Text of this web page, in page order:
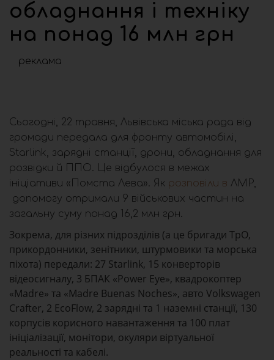
обладнання і техніку
на понад 16 млн грн
реклама
Сьогодні, 22 травня, Львівська міська рада від
громади передала для фронту автомобілі,
Starlink, зарядні станції, дрони, обладнання для
розвідки й ППО. Це відбулося в межах
ініціативи «Помста Лева». Як розповіли в ЛМР,
допомогу отримали 9 військових частин на
загальну суму понад 16,2 млн грн.
Зокрема, для різних підрозділів (а це бригади ТрО,
прикордонники, зенітники, штурмовики та морська
піхота) передали: 27 Starlink, 15 конверторів
відеосигналу, 3 БПАК «Power Eye», квадрокоптер
«Madre» та «Madre Buenas Noches», авто Volkswagen
Crafter, 2 EcoFlow, 2 зарядні та 1 наземні станції, 130
корпусів корисного навантаження та 100 плат
ініціалізації, монітори, окуляри віртуальної
реальності та кабелі.